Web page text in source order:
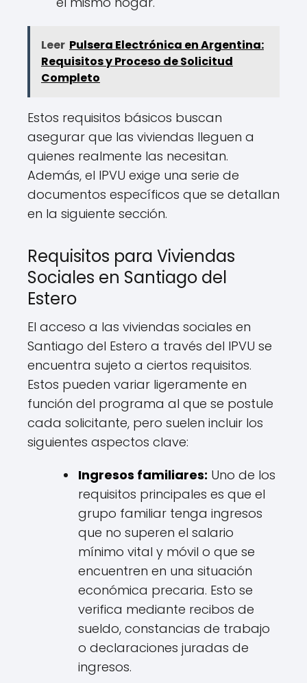
Leer Pulsera Electrónica en Argentina:
Requisitos y Proceso de Solicitud
Completo
Estos requisitos básicos buscan
asegurar que las viviendas lleguen a
quienes realmente las necesitan.
Además, el IPVU exige una serie de
documentos específicos que se detallan
en la siguiente sección.
Requisitos para Viviendas
Sociales en Santiago del
Estero
El acceso a las viviendas sociales en
Santiago del Estero a través del IPVU se
encuentra sujeto a ciertos requisitos.
Estos pueden variar ligeramente en
función del programa al que se postule
cada solicitante, pero suelen incluir los
siguientes aspectos clave:
Ingresos familiares: Uno de los
requisitos principales es que el
grupo familiar tenga ingresos
que no superen el salario
mínimo vital y móvil o que se
encuentren en una situación
económica precaria. Esto se
verifica mediante recibos de
sueldo, constancias de trabajo
o declaraciones juradas de
ingresos.